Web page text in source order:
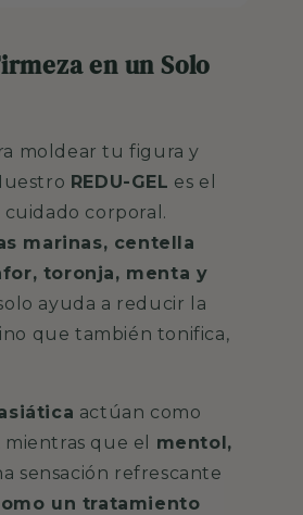
en un Solo
moldear tu figura y
REDU-GEL es el
corporal.
marinas, centella
toronja, menta y
ayuda a reducir la
que también tonifica,
actúan como
que el
mentol,
sensación refrescante
un tratamiento